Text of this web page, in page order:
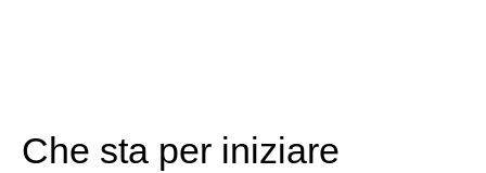
Che sta per iniziare